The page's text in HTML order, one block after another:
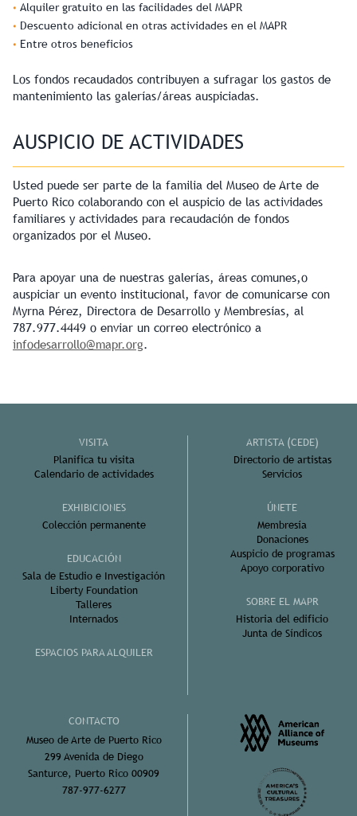
Alquiler gratuito en las facilidades del MAPR
Descuento adicional en otras actividades en el MAPR
Entre otros beneficios
Los fondos recaudados contribuyen a sufragar los gastos de
mantenimiento las galerías/áreas auspiciadas.
AUSPICIO DE ACTIVIDADES
Usted puede ser parte de la familia del Museo de Arte de
Puerto Rico colaborando con el auspicio de las actividades
familiares y actividades para recaudación de fondos
organizados por el Museo.
Para apoyar una de nuestras galerías, áreas comunes,o
auspiciar un evento institucional, favor de comunicarse con
Myrna Pérez, Directora de Desarrollo y Membresías, al
787.977.4449 o enviar un correo electrónico a
infodesarrollo@mapr.org.
VISITA
Planifica tu visita
Calendario de actividades
EXHIBICIONES
Colección permanente
EDUCACIÓN
Sala de Estudio e Investigación
Liberty Foundation
Talleres
Internados
ESPACIOS PARA ALQUILER
ARTISTA (CEDE)
Directorio de artistas
Servicios
ÚNETE
Membresía
Donaciones
Auspicio de programas
Apoyo corporativo
SOBRE EL MAPR
Historia del edificio
Junta de Síndicos
CONTACTO
Museo de Arte de Puerto Rico
299 Avenida de Diego
Santurce, Puerto Rico 00909
787-977-6277